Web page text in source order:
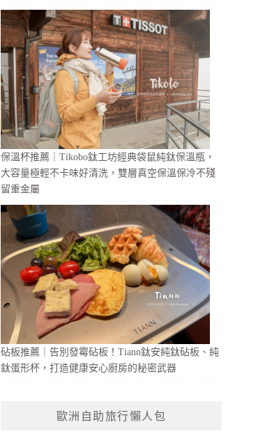
保溫杯推薦｜Tikobo鈦工坊經典袋鼠純鈦保溫瓶，
大容量極輕不卡味好清洗，雙層真空保溫保冷不殘
留重金屬
砧板推薦｜告別發霉砧板！Tiann鈦安純鈦砧板、純
鈦蛋形杯，打造健康安心廚房的秘密武器
歐洲自助旅行懶人包